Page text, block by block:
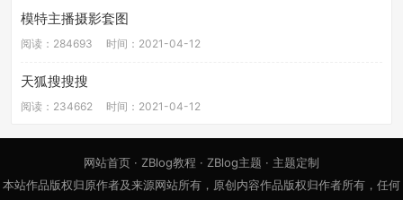
模特主播摄影套图
阅读：284693 时间：2021-04-12
天狐搜搜搜
阅读：234662 时间：2021-04-12
网站首页 · ZBlog教程 · ZBlog主题 · 主题定制
本站作品版权归原作者及来源网站所有，原创内容作品版权归作者所有，任何